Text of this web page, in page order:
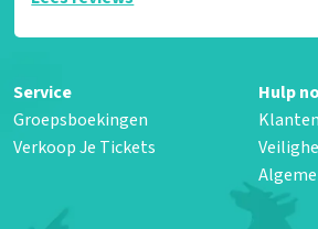
Service
Groepsboekingen
Verkoop Je Tickets
Hulp